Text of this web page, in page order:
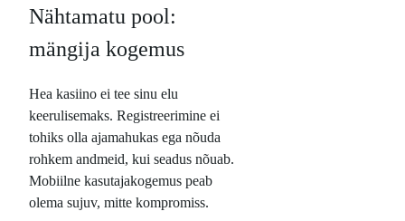
Nähtamatu pool:
mängija kogemus
Hea kasiino ei tee sinu elu
keerulisemaks. Registreerimine ei
tohiks olla ajamahukas ega nõuda
rohkem andmeid, kui seadus nõuab.
Mobiilne kasutajakogemus peab
olema sujuv, mitte kompromiss.